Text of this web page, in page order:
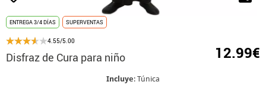
ENTREGA 3/4 DÍAS SUPERVENTAS
4.55/5.00
Disfraz de Cura para niño 12.99€
Incluye: Túnica